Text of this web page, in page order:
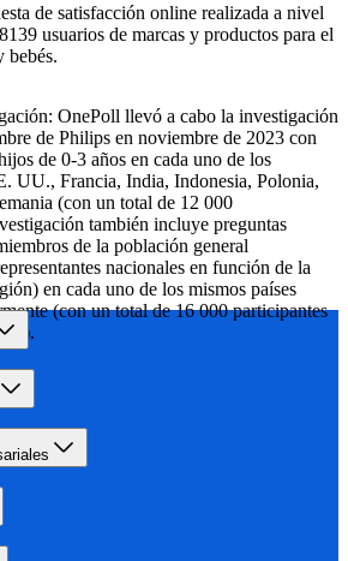
de satisfacción online realizada a nivel
usuarios de marcas y productos para el
bebés.
OnePoll llevó a cabo la investigación
de Philips en noviembre de 2023 con
de 0-3 años en cada uno de los
UU., Francia, India, Indonesia, Polonia,
(con un total de 12 000
también incluye preguntas
de la población general
nacionales en función de la
en cada uno de los mismos países
(con un total de 16 000 participantes